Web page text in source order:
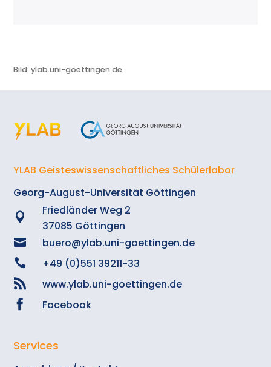
Bild: ylab.uni-goettingen.de
YLAB Geisteswissenschaftliches Schülerlabor
Georg-August-Universität Göttingen

Friedländer Weg 2
37085 Göttingen
 buero@ylab.uni-goettingen.de
 +49 (0)551 39211-33
 www.ylab.uni-goettingen.de
 Facebook
Services